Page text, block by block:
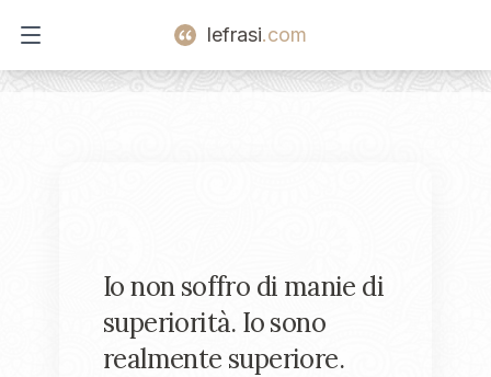
Open main menu
lefrasi.com
Io non soffro di manie di
superiorità. Io sono
realmente superiore.